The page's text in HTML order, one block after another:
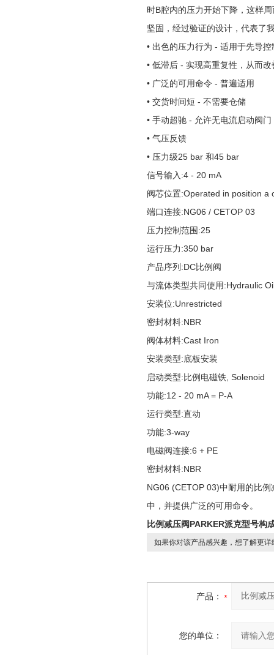
时B腔内的压力开始下降，这样
坚固，经过验证的设计，代表了
• 出色的压力行为 - 适用于先导控
• 低滞后 - 实现高重复性，从而
• 广泛的可用命令 - 普遍适用
• 交货时间短 - 不需要仓储
• 手动超驰 - 允许无电流启动阀门
• 气压反馈
• 压力级25 bar 和45 bar
信号输入:4 - 20 mA
阀芯位置:Operated in position a
端口连接:NG06 / CETOP 03
压力控制范围:25
运行压力:350 bar
产品序列:DC比例阀
与流体类型共同使用:Hydraulic
安装位:Unrestricted
密封材料:NBR
阀体材料:Cast Iron
安装类型:底板安装
启动类型:比例电磁铁, Solenoid
功能:12 - 20 mA = P-A
运行类型:直动
功能:3-way
电磁阀连接:6 + PE
密封材料:NBR
NG06 (CETOP 03)中耐用的比
中，并提供广泛的可用命令。
比例减压阀PARKER派克型号构
如果你对该产品感兴趣，想了解更详
产品：
您的单位：